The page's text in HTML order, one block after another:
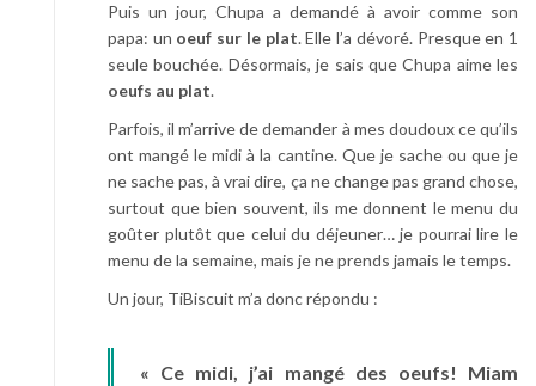
Puis un jour, Chupa a demandé à avoir comme son
papa: un oeuf sur le plat. Elle l’a dévoré. Presque en 1
seule bouchée. Désormais, je sais que Chupa aime les
oeufs au plat.
Parfois, il m’arrive de demander à mes doudoux ce qu’ils
ont mangé le midi à la cantine. Que je sache ou que je
ne sache pas, à vrai dire, ça ne change pas grand chose,
surtout que bien souvent, ils me donnent le menu du
goûter plutôt que celui du déjeuner… je pourrai lire le
menu de la semaine, mais je ne prends jamais le temps.
Un jour, TiBiscuit m’a donc répondu :
« Ce midi, j’ai mangé des oeufs! Miam